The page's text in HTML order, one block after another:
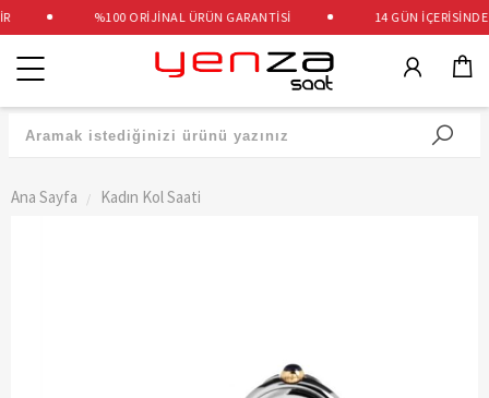
%100 ORİJİNAL ÜRÜN GARANTİSİ 14 GÜN İÇERİSİNDE
Kategoriler
Ana Sayfa Kadın Kol Saati